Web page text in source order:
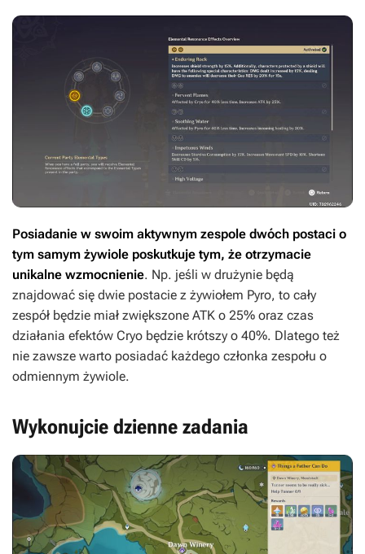
Posiadanie w swoim aktywnym zespole dwóch postaci o
tym samym żywiole poskutkuje tym, że otrzymacie
unikalne wzmocnienie. Np. jeśli w drużynie będą
znajdować się dwie postacie z żywiołem Pyro, to cały
zespół będzie miał zwiększone ATK o 25% oraz czas
działania efektów Cryo będzie krótszy o 40%. Dlatego też
nie zawsze warto posiadać każdego członka zespołu o
odmiennym żywiole.
Wykonujcie dzienne zadania